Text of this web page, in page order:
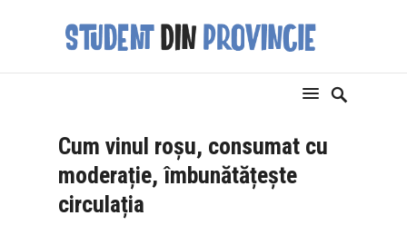
Cum vinul roșu, consumat cu
moderație, îmbunătățește
circulația